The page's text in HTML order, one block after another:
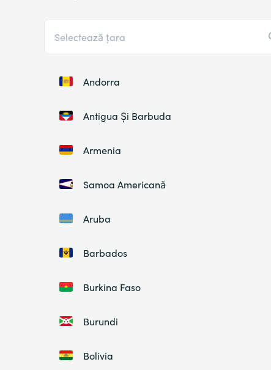
Andorra
Antigua Și Barbuda
Armenia
Samoa Americană
Aruba
Barbados
Burkina Faso
Burundi
Bolivia